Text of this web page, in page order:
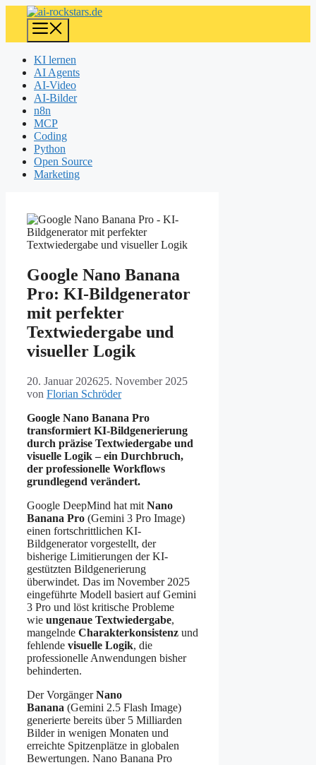
Inhalt
springen
KI lernen
AI Agents
AI-Video
AI-Bilder
n8n
MCP
Coding
Python
Open Source
Marketing
Google Nano Banana
Pro: KI-Bildgenerator
mit perfekter
Textwiedergabe und
visueller Logik
20. Januar 202625. November 2025
von Florian Schröder
Google Nano Banana Pro
transformiert KI-Bildgenerierung
durch präzise Textwiedergabe und
visuelle Logik – ein Durchbruch,
der professionelle Workflows
grundlegend verändert.
Google DeepMind hat mit Nano
Banana Pro (Gemini 3 Pro Image)
einen fortschrittlichen KI-
Bildgenerator vorgestellt, der
bisherige Limitierungen der KI-
gestützten Bildgenerierung
überwindet. Das im November 2025
eingeführte Modell basiert auf Gemini
3 Pro und löst kritische Probleme
wie ungenaue Textwiedergabe,
mangelnde Charakterkonsistenz und
fehlende visuelle Logik, die
professionelle Anwendungen bisher
behinderten.
Der VorgängerNano
Banana (Gemini 2.5 Flash Image)
generierte bereits über 5 Milliarden
Bilder in wenigen Monaten und
erreichte Spitzenplätze in globalen
Bewertungen. Nano Banana Pro